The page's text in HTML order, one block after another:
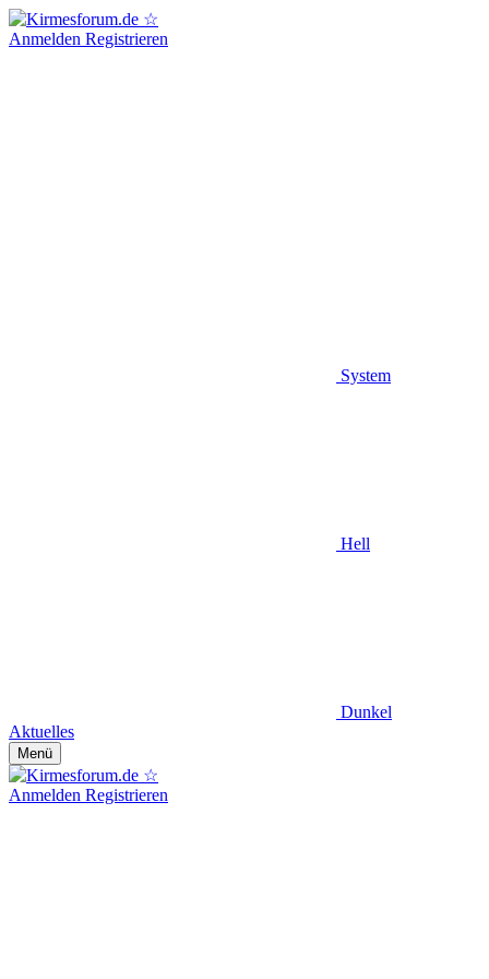
Anmelden Registrieren
System
Hell
Dunkel
Aktuelles
Menü
Anmelden Registrieren